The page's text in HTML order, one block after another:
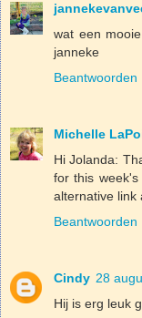
wat een
janneke
Beantwoorden
Michelle
Hi Jolanda:
for this
alternative link
Beantwoorden
Cindy 28
Hij is erg leuk